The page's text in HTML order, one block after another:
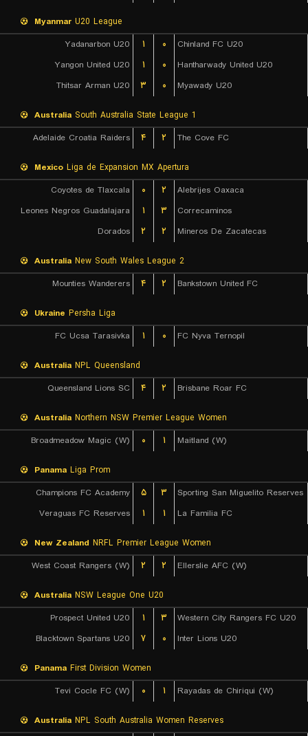
Myanmar U20 League
Yadanarbon U20
۱ ۰
Chinland FC U20
Yangon United U20
۱ ۰
Hantharwady United U20
Thitsar Arman U20
۳ ۰ Myawady U20
Australia South Australia State League 1
Adelaide Croatia Raiders
۴ ۲ The Cove FC
Mexico Liga de Expansion MX Apertura
Coyotes de Tlaxcala
۰ ۲
Alebrijes Oaxaca
Leones Negros Guadalajara
۱ ۳
Correcaminos
Dorados
۲ ۲ Mineros De Zacatecas
Australia New South Wales League 2
Mounties Wanderers
۴ ۲ Bankstown United FC
Ukraine Persha Liga
FC Ucsa Tarasivka
۱ ۰ FC Nyva Ternopil
Australia NPL Queensland
Queensland Lions SC
۴ ۲ Brisbane Roar FC
Australia Northern NSW Premier League Women
Broadmeadow Magic (W)
۰ ۱ Maitland (W)
Panama Liga Prom
Champions FC Academy
۵ ۳
Sporting San Miguelito Reserves
Veraguas FC Reserves
۱ ۱ La Familia FC
New Zealand NRFL Premier League Women
West Coast Rangers (W)
۲ ۲ Ellerslie AFC (W)
Australia NSW League One U20
Prospect United U20
۱ ۳
Western City Rangers FC U20
Blacktown Spartans U20
۷ ۰ Inter Lions U20
Panama First Division Women
Tevi Cocle FC (W)
۰ ۱ Rayadas de Chiriqui (W)
Australia NPL South Australia Women Reserves